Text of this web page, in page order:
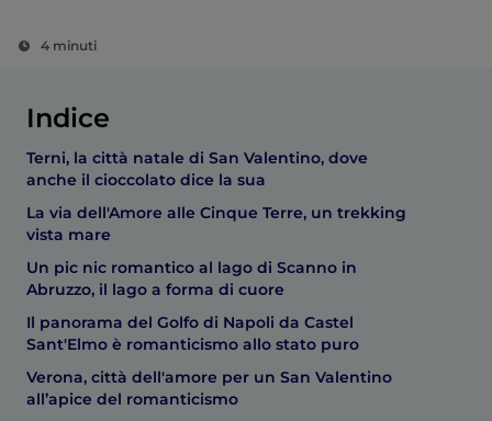
4 minuti
Indice
Terni, la città natale di San Valentino, dove
anche il cioccolato dice la sua
La via dell'Amore alle Cinque Terre, un trekking
vista mare
Un pic nic romantico al lago di Scanno in
Abruzzo, il lago a forma di cuore
Il panorama del Golfo di Napoli da Castel
Sant'Elmo è romanticismo allo stato puro
Verona, città dell'amore per un San Valentino
all’apice del romanticismo